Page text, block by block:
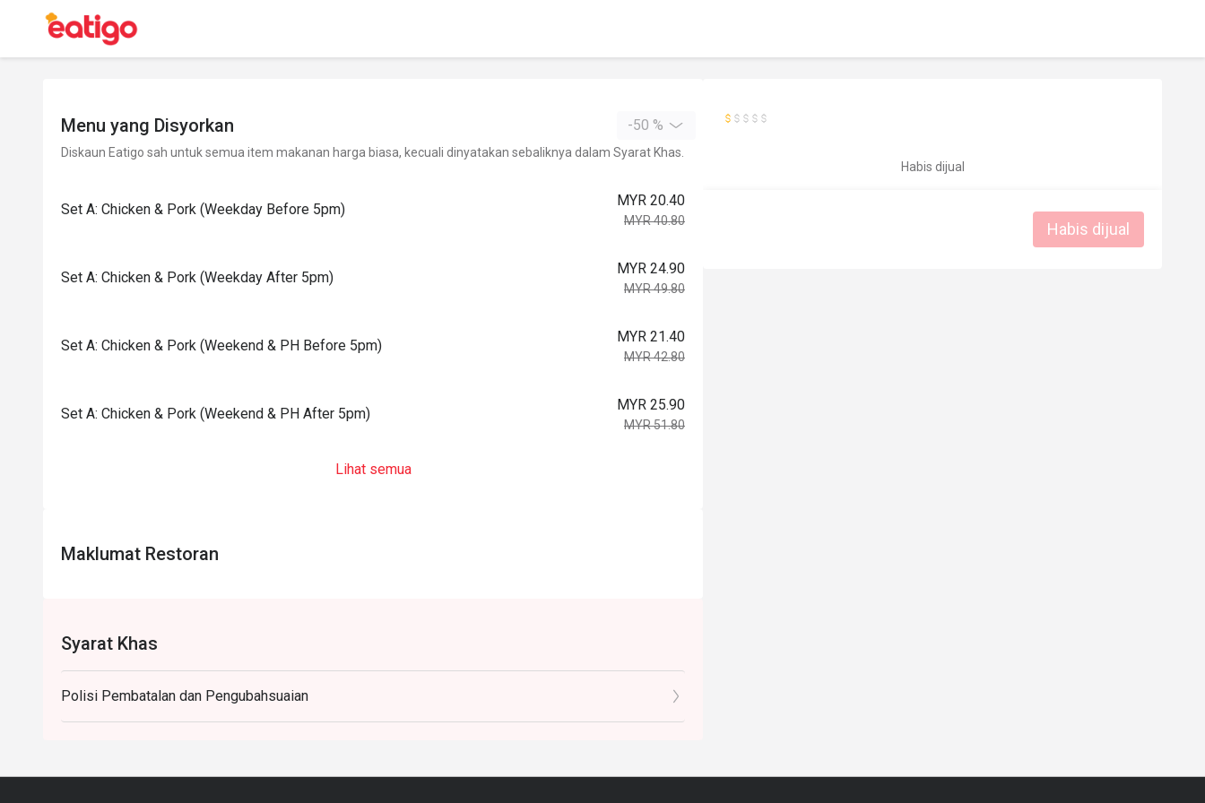
Menu yang Disyorkan -50 %
Diskaun Eatigo sah untuk semua item makanan harga biasa, kecuali dinyatakan sebaliknya dalam Syarat Khas.
Set A: Chicken & Pork (Weekday Before 5pm)
MYR 20.40
MYR 40.80
Set A: Chicken & Pork (Weekday After 5pm)
MYR 24.90
MYR 49.80
Set A: Chicken & Pork (Weekend & PH Before 5pm)
MYR 21.40
MYR 42.80
Set A: Chicken & Pork (Weekend & PH After 5pm)
MYR 25.90
MYR 51.80
Lihat semua
Maklumat Restoran
Syarat Khas
Polisi Pembatalan dan Pengubahsuaian
Habis dijual
Habis dijual